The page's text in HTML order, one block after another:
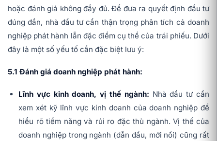
hoặc đánh giá không đầy đủ. Để đưa ra quyết định đầu tư
đúng đắn, nhà đầu tư cần thận trọng phân tích cả doanh
nghiệp phát hành lẫn đặc điểm cụ thể của trái phiếu. Dưới
đây là một số yếu tố cần đặc biệt lưu ý:
5.1 Đánh giá doanh nghiệp phát hành:
Lĩnh vực kinh doanh, vị thế ngành: Nhà đầu tư cần
xem xét kỹ lĩnh vực kinh doanh của doanh nghiệp để
hiểu rõ tiềm năng và rủi ro đặc thù ngành. Vị thế của
doanh nghiệp trong ngành (dẫn đầu, mới nổi) cũng rất